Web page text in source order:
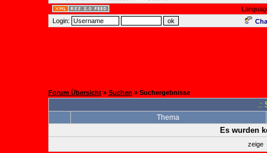
Login:
Forum Übersicht» Suchen » Suchergebnisse
.:
Thema
Es wurden
zeige